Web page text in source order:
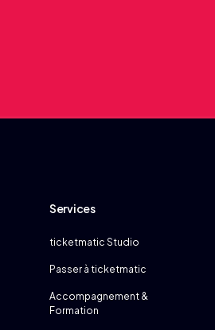
Services
ticketmatic Studio
Passer à ticketmatic
Accompagnement &
Formation